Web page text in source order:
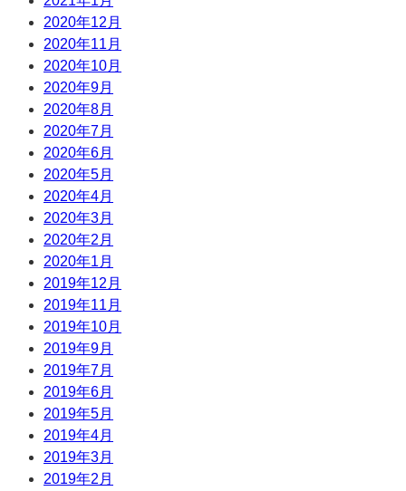
2020年12月
2020年11月
2020年10月
2020年9月
2020年8月
2020年7月
2020年6月
2020年5月
2020年4月
2020年3月
2020年2月
2020年1月
2019年12月
2019年11月
2019年10月
2019年9月
2019年7月
2019年6月
2019年5月
2019年4月
2019年3月
2019年2月